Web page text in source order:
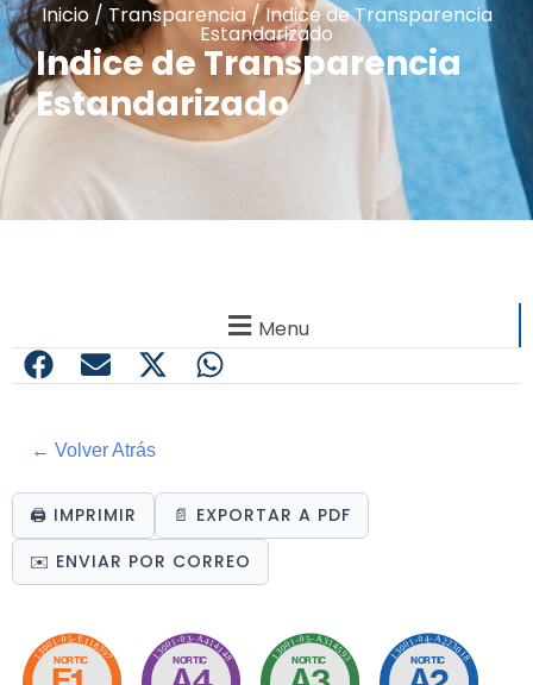
Inicio / Transparencia/Indice de Transparencia
Estandarizado
Indice de Transparencia
Estandarizado
Menu
← Volver Atrás
🖨️ IMPRIMIR
📄 EXPORTAR A PDF
✉️ ENVIAR POR CORREO